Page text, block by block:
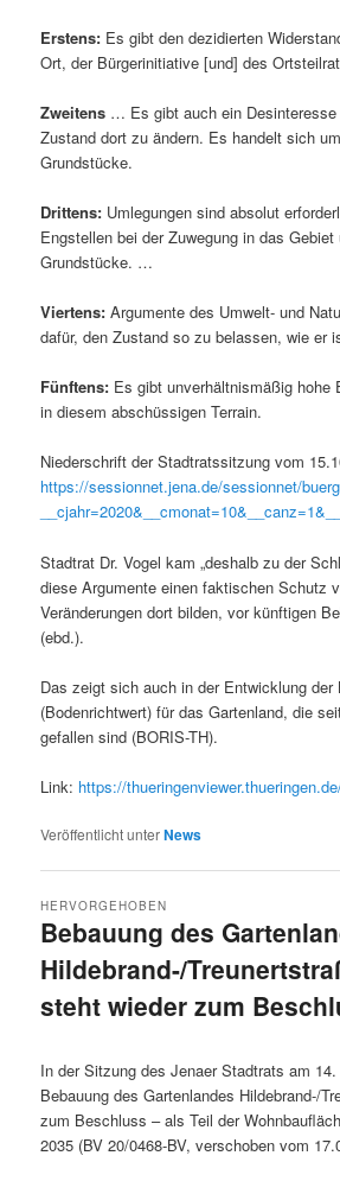
Erstens: Es gibt den dezidierten
Ort, der Bürgerinitiative [und] des
Zweitens … Es gibt auch ein Desinteresse
Zustand dort zu ändern. Es handelt sich
Grundstücke.
Drittens: Umlegungen sind absolut
Engstellen bei der Zuwegung in das Gebiet
Grundstücke. …
Viertens:Argumente des Umwelt- und
dafür, den Zustand so zu belassen, wie er
Fünftens: Es gibt unverhältnismäßig hohe
in diesem abschüssigen Terrain.
Niederschrift der Stadtratssitzung vom
https://sessionnet.jena.de/sessionnet/
Stadtrat Dr. Vogel kam „deshalb zu der
diese Argumente einen faktischen Schutz
Veränderungen dort bilden, vor künftigen
(ebd.).
Das zeigt sich auch in der Entwicklung der
(Bodenrichtwert) für das Gartenland, die
gefallen sind (BORIS-TH).
Link: https://
Veröffentlicht unterNews
Bebauung des
Hildebrand-/
steht wieder zum
HERVORGEHOBEN
In der Sitzung des Jenaer Stadtrats am
Bebauung des Gartenlandes Hildebrand-/
zum Beschluss – als Teil der
2035 (BV 20/0468-BV, verschoben vom